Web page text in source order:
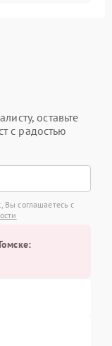
оставьте
с радостью
Вы соглашаетесь с